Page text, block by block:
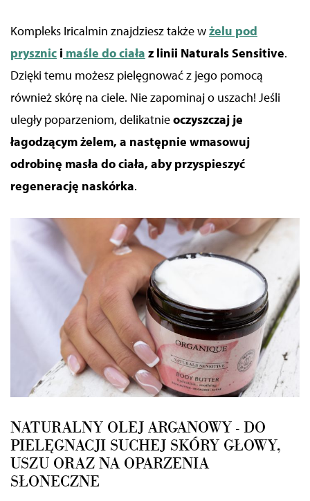
Kompleks Iricalmin znajdziesz także wżelu pod
prysznic i maśle do ciała z linii Naturals Sensitive.
Dzięki temu możesz pielęgnować z jego pomocą
również skórę na ciele. Nie zapominaj o uszach! Jeśli
uległy poparzeniom, delikatnieoczyszczaj je
łagodzącym żelem, a następnie wmasowuj
odrobinę masła do ciała, aby przyspieszyć
regenerację naskórka.
NATURALNY OLEJ ARGANOWY - DO
PIELĘGNACJI SUCHEJ SKÓRY GŁOWY,
USZU ORAZ NA OPARZENIA
SŁONECZNE